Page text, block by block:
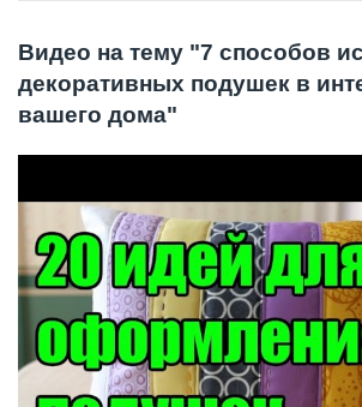
Видео на тему "7 способов
декоративных подушек в
вашего дома"